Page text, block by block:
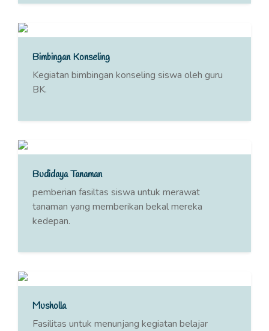
Bimbingan Konseling
Kegiatan bimbingan konseling siswa oleh guru
BK.
Budidaya Tanaman
pemberian fasiltas siswa untuk merawat
tanaman yang memberikan bekal mereka
kedepan.
Musholla
Fasilitas untuk menunjang kegiatan belajar